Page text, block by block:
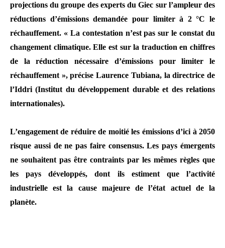
projections du groupe des experts du Giec sur l’ampleur des
réductions d’émissions demandée pour limiter à 2 °C le
réchauffement. « La contestation n’est pas sur le constat du
changement climatique. Elle est sur la traduction en chiffres
de la réduction nécessaire d’émissions pour limiter le
réchauffement », précise Laurence Tubiana, la directrice de
l’Iddri (Institut du développement durable et des relations
internationales).
L’engagement de réduire de moitié les émissions d’ici à 2050
risque aussi de ne pas faire consensus. Les pays émergents
ne souhaitent pas être contraints par les mêmes règles que
les pays développés, dont ils estiment que l’activité
industrielle est la cause majeure de l’état actuel de la
planète.